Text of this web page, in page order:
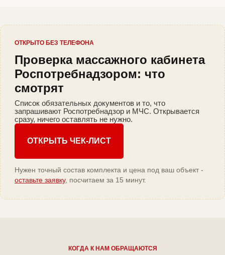
ОТКРЫТО БЕЗ ТЕЛЕФОНА
Проверка массажного кабинета
Роспотребнадзором: что
смотрят
Список обязательных документов и то, что
запрашивают Роспотребнадзор и МЧС. Открывается
сразу, ничего оставлять не нужно.
ОТКРЫТЬ ЧЕК-ЛИСТ
Нужен точный состав комплекта и цена под ваш объект -
оставьте заявку, посчитаем за 15 минут.
КОГДА К НАМ ОБРАЩАЮТСЯ